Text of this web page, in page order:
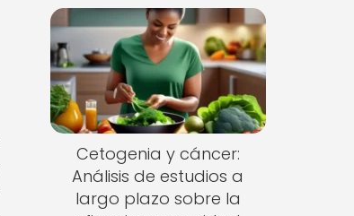
Cetogenia y cáncer:
Análisis de estudios a
largo plazo sobre la